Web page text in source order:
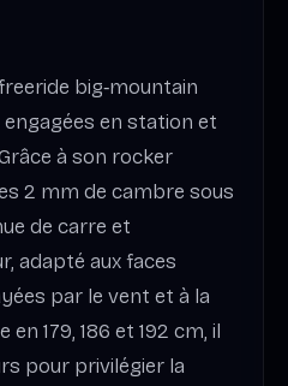
big‑mountain
en station et
à son rocker
2 mm de cambre sous
de carre et
adapté aux faces
par le vent et à la
179, 186 et 192 cm, il
pour privilégier la